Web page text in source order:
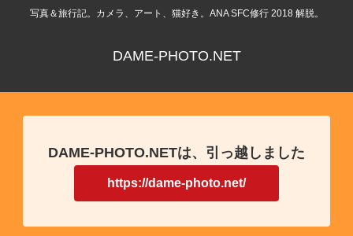
写真＆旅行記。カメラ、アート、猫好き。ANA SFC修行 2018 解脱。
DAME-PHOTO.NET
DAME-PHOTO.NETは、引っ越しました
https://dame-photo.net/